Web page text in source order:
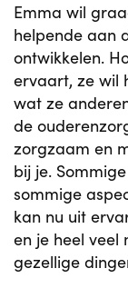
Emma wil
helpende aan
ontwikkelen.
ervaart, ze wil
wat ze
de
zorgzaam en
bij je.
sommige
kan nu uit
en je heel veel
gezellige